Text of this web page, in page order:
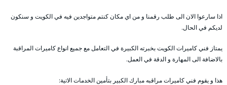
اذا سارعوا الان الى طلب رقمنا و من اي مكان كنتم متواجدين فيه في الكويت و سنكون
لديكم في الحال.
يمتاز فني كاميرات الكويت بخبرته الكبيرة في التعامل مع جميع انواع كاميرات المراقبة
بالاضافة الى المهارة و الدقة في العمل.
هذا و يقوم فني كاميرات مراقبه مبارك الكبير بتأمين الخدمات الاتية: